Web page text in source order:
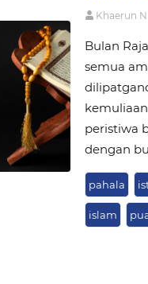
Khaerun
Bulan
semua
peristiwa
dengan
pahala
islam